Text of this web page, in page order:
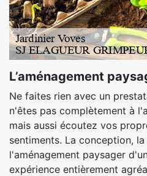
L’aménagement
Ne faites rien avec un
n'êtes pas complètement à
mais aussi écoutez vos
sentiments. La conception,
l'aménagement paysager
expérience entièrement